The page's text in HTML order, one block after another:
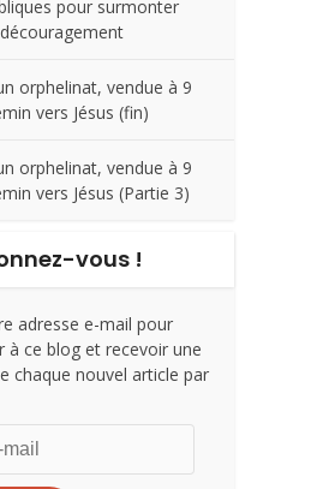
pour surmonter
orphelinat, vendue à 9
vers Jésus (fin)
orphelinat, vendue à 9
vers Jésus (Partie 3)
vous !
adresse e-mail pour
à ce blog et recevoir une
chaque nouvel article par